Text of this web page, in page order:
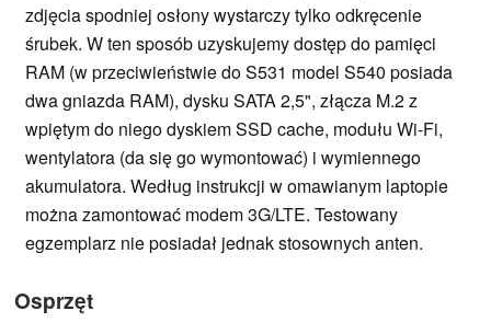
zdjęcia spodniej osłony wystarczy tylko odkręcenie
śrubek. W ten sposób uzyskujemy dostęp do pamięci
RAM (w przeciwieństwie do S531 model S540 posiada
dwa gniazda RAM), dysku SATA 2,5", złącza M.2 z
wpiętym do niego dyskiem SSD cache, modułu Wi-Fi,
wentylatora (da się go wymontować) i wymiennego
akumulatora. Według instrukcji w omawianym laptopie
można zamontować modem 3G/LTE. Testowany
egzemplarz nie posiadał jednak stosownych anten.
Osprzęt